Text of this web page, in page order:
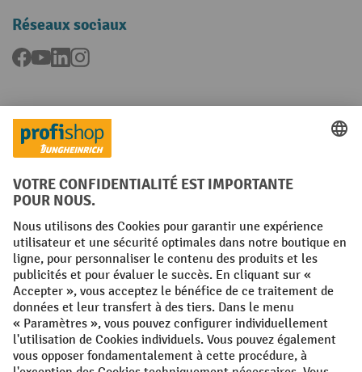
Réseaux sociaux
Facebook
YouTubeLinkedInInstagram
Langues
FR NL
Conditions générales Mentions légales
Protection des Données Politique de cookies
All prices excl. VAT plusshipping costsand possible delivery charges,
if not stated otherwise.
¹ La remise est valable jusqu'à épuisement des stocks. La remise ne
s'applique pas aux prix spéciaux. Il n'est pas possible de le combiner
avec d'autres réductions en pourcentage ou bons de réduction. | ² La